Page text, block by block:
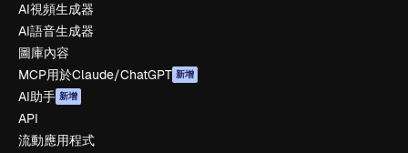
AI視頻生成器
AI語音生成器
圖庫內容
MCP用於Claude/ChatGPT 新增
AI助手 新增
API
流動應用程式